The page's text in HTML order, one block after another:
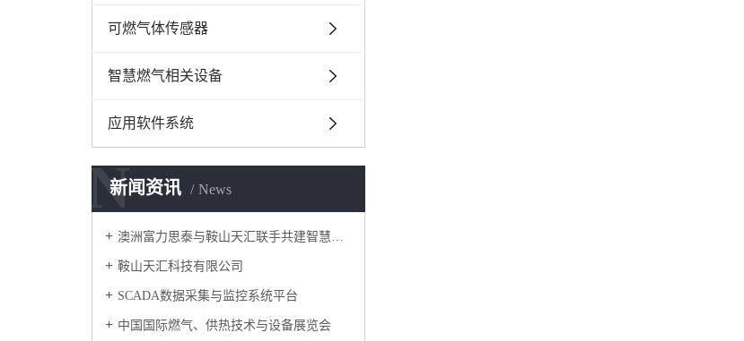
可燃气体传感器
智慧燃气相关设备
应用软件系统
新闻资讯 News
N
澳洲富力思泰与鞍山天汇联手共建智慧城市
鞍山天汇科技有限公司
SCADA数据采集与监控系统平台
中国国际燃气、供热技术与设备展览会